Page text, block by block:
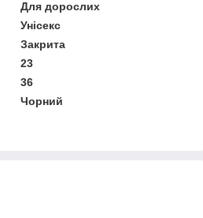
Для дорослих
Унісекс
Закрита
23
36
Чорний